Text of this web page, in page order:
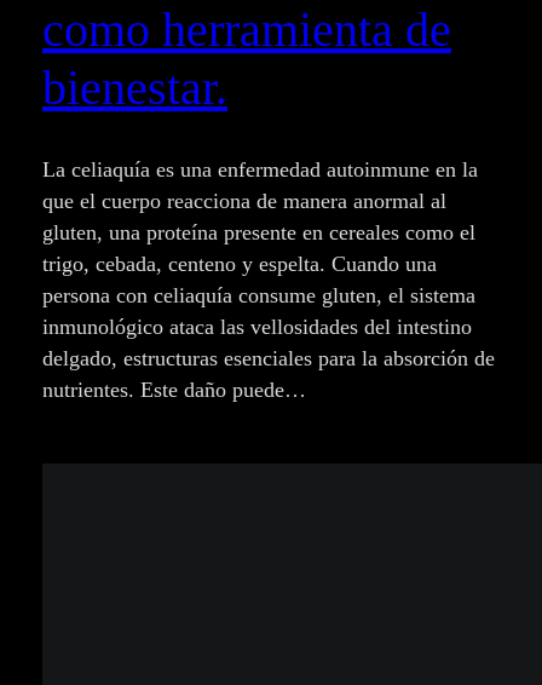
como herramienta de
bienestar.
La celiaquía es una enfermedad autoinmune en la
que el cuerpo reacciona de manera anormal al
gluten, una proteína presente en cereales como el
trigo, cebada, centeno y espelta. Cuando una
persona con celiaquía consume gluten, el sistema
inmunológico ataca las vellosidades del intestino
delgado, estructuras esenciales para la absorción de
nutrientes. Este daño puede…